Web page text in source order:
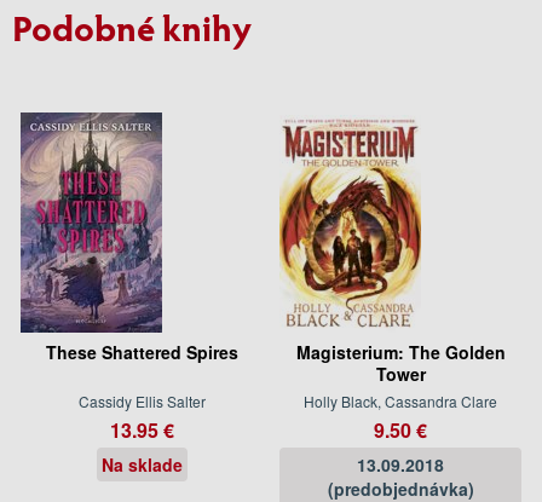
Podobné knihy
These Shattered Spires
Cassidy Ellis Salter
13.95 €
Na sklade
Magisterium: The Golden
Tower
Holly Black, Cassandra Clare
9.50 €
13.09.2018
(predobjednávka)